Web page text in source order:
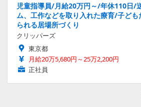
児童指導員/月給20万円～/年休110日/
ム、工作などを取り入れた療育/子ど
られる居場所づくり
クリッパーズ
東京都
月給20万5,680円～25万2,200円
正社員